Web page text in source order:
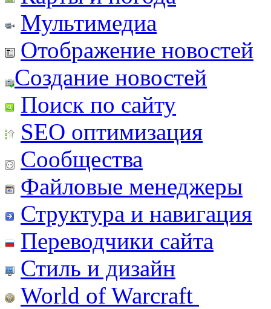
Мультимедиа
Отображение новостей
Создание новостей
Поиск по сайту
SEO оптимизация
Сообщества
Файловые менеджеры
Структура и навигация
Переводчики сайта
Стиль и дизайн
World of Warcraft